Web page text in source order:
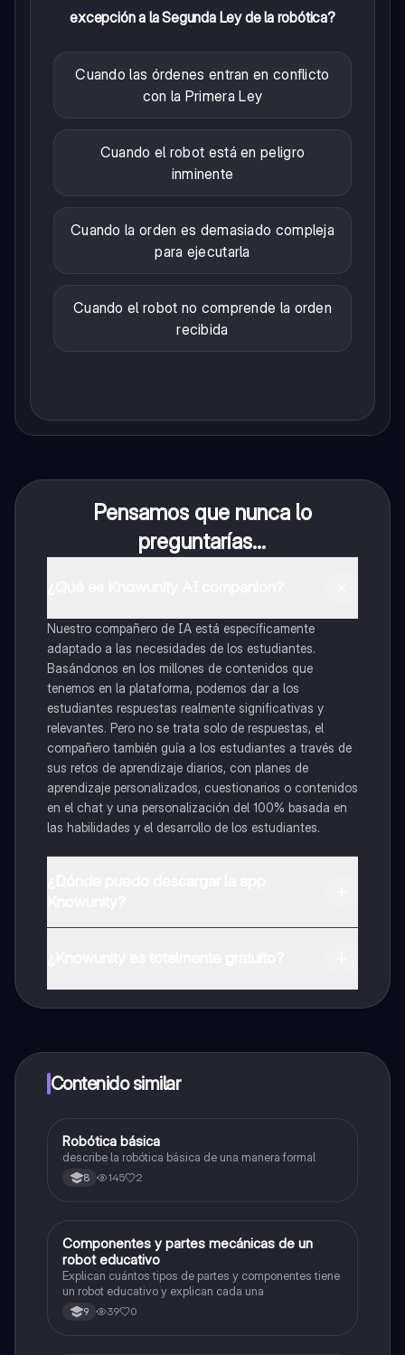
excepción a la Segunda Ley de la robótica?
Cuando las órdenes entran en conflicto
con la Primera Ley
Cuando el robot está en peligro
inminente
Cuando la orden es demasiado compleja
para ejecutarla
Cuando el robot no comprende la orden
recibida
Pensamos que nunca lo
preguntarías...
Nuestro compañero de IA está específicamente
adaptado a las necesidades de los estudiantes.
Basándonos en los millones de contenidos que
tenemos en la plataforma, podemos dar a los
estudiantes respuestas realmente significativas y
relevantes. Pero no se trata solo de respuestas, el
compañero también guía a los estudiantes a través de
sus retos de aprendizaje diarios, con planes de
aprendizaje personalizados, cuestionarios o contenidos
en el chat y una personalización del 100% basada en
las habilidades y el desarrollo de los estudiantes.
a determinadas funciones.
Contenido similar
Tecnología e Informática
Robótica básica
describe la robótica básica de una manera formal
8 145 2
Tecnología e Informática
Componentes y partes mecánicas de un
robot educativo
Explican cuántos tipos de partes y componentes tiene
un robot educativo y explican cada una
9 39 0